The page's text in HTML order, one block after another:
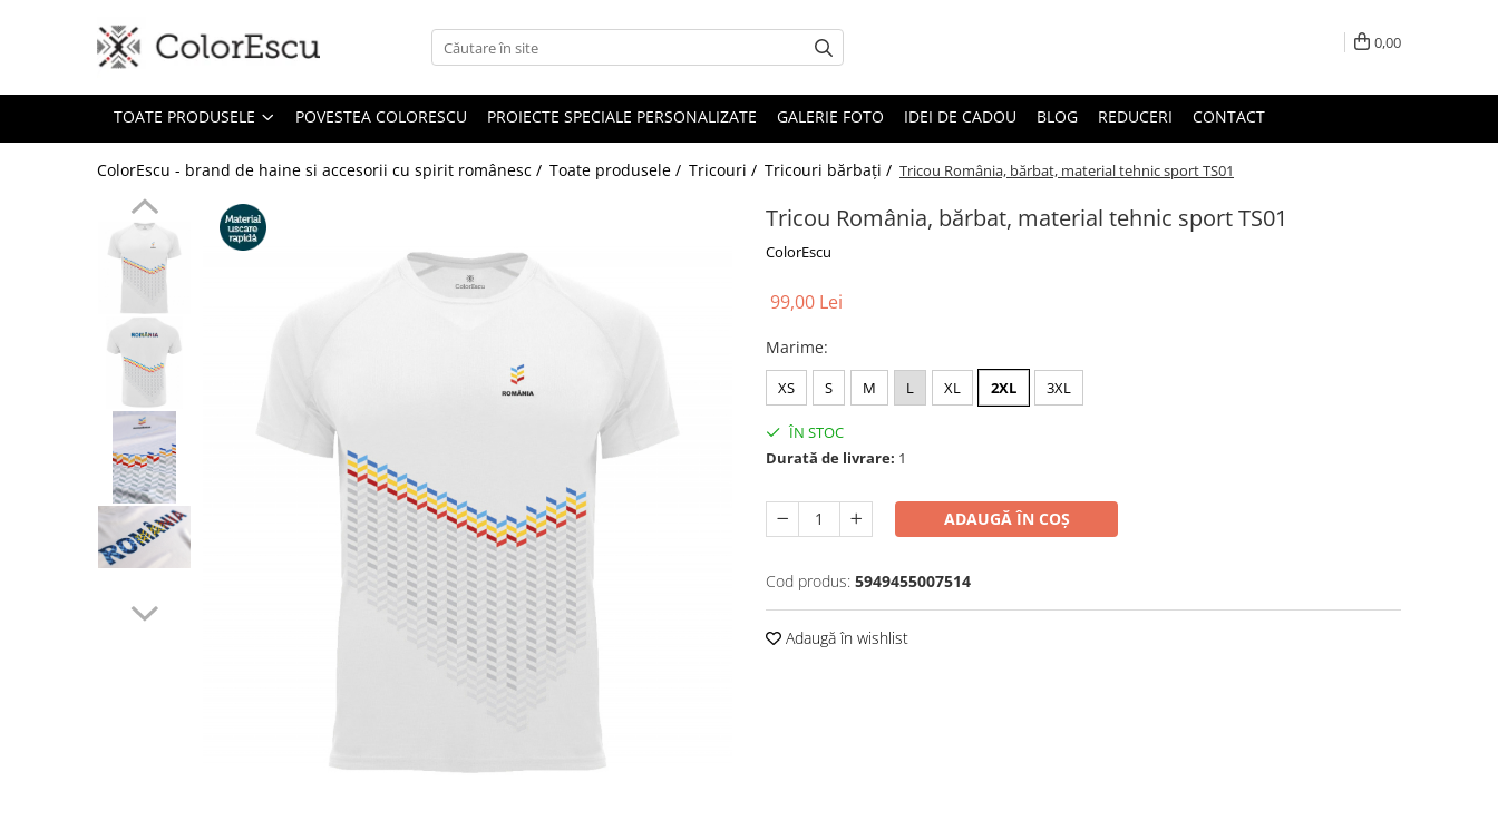
Toate produsele
Tricouri damă
Tricouri polo
Tricouri sport tehnice
Bluze si hanorace bărbați
Bluze si hanorace damă
Șepci și căciuli
0,00
TOATE PRODUSELE POVESTEA COLORESCU PROIECTE SPECIALE PERSONALIZATE GALERIE FOTO IDEI DE CADOU BLOG REDUCERI CONTACT
ColorEscu - brand de haine si accesorii cu spirit românesc / Toate produsele / Tricouri / Tricouri bărbați / Tricou România, bărbat, material tehnic sport TS01
Tricou România, bărbat, material tehnic sport TS01
ColorEscu
99,00 Lei
Marime:
XS S M L XL 2XL 3XL
ÎN STOC
Durată de livrare: 1
ADAUGĂ ÎN COȘ
Cod produs: 5949455007514
Adaugă în wishlist